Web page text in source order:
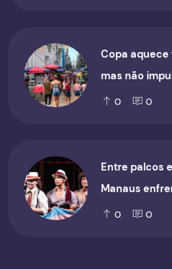
Copa
mas não
0 0
Entre palcos
Manaus
cenário
0 0